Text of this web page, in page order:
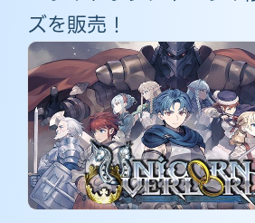
ズを販売！